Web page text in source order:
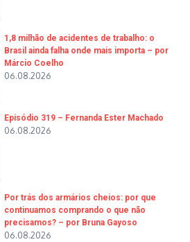
1,8 milhão de acidentes de trabalho: o
Brasil ainda falha onde mais importa – por
Márcio Coelho
06.08.2026
Episódio 319 – Fernanda Ester Machado
06.08.2026
Por trás dos armários cheios: por que
continuamos comprando o que não
precisamos? – por Bruna Gayoso
06.08.2026